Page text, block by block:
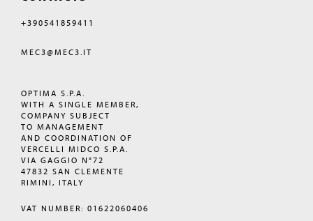
+390541859411
MEC3@MEC3.IT
OPTIMA S.P.A.
WITH A SINGLE MEMBER,
COMPANY SUBJECT
TO MANAGEMENT
AND COORDINATION OF
VERCELLI MIDCO S.P.A.
VIA GAGGIO N°72
47832 SAN CLEMENTE
RIMINI, ITALY
VAT NUMBER: 01622060406